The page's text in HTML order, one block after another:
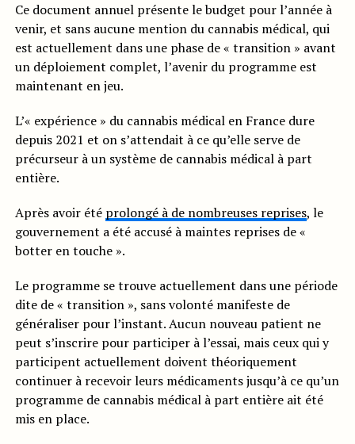
Ce document annuel présente le budget pour l’année à
venir, et sans aucune mention du cannabis médical, qui
est actuellement dans une phase de « transition » avant
un déploiement complet, l’avenir du programme est
maintenant en jeu.
L’« expérience » du cannabis médical en France dure
depuis 2021 et on s’attendait à ce qu’elle serve de
précurseur à un système de cannabis médical à part
entière.
Après avoir été prolongé à de nombreuses reprises, le
gouvernement a été accusé à maintes reprises de «
botter en touche ».
Le programme se trouve actuellement dans une période
dite de « transition », sans volonté manifeste de
généraliser pour l’instant. Aucun nouveau patient ne
peut s’inscrire pour participer à l’essai, mais ceux qui y
participent actuellement doivent théoriquement
continuer à recevoir leurs médicaments jusqu’à ce qu’un
programme de cannabis médical à part entière ait été
mis en place.